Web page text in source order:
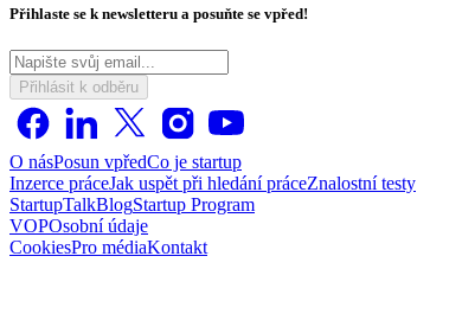
Přihlaste se k newsletteru a posuňte se vpřed!
Přihlásit k odběru
O násPosun vpředCo je startup
Inzerce práceJak uspět při hledání práceZnalostní testy
StartupTalkBlogStartup Program
VOPOsobní údaje
CookiesPro médiaKontakt